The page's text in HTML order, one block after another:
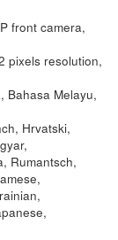
front camera,
pixels resolution,
Bahasa Melayu,
Hrvatski,
Rumantsch,